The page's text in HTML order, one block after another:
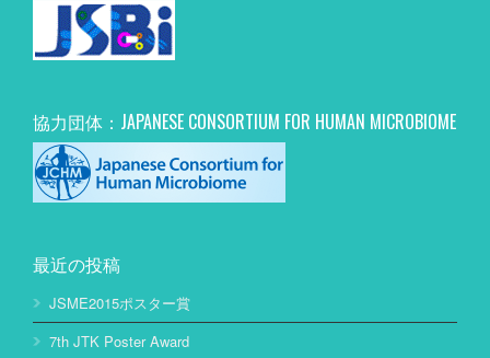
協力団体：JAPANESE CONSORTIUM FOR HUMAN MICROBIOME
最近の投稿
JSME2015ポスター賞
7th JTK Poster Award